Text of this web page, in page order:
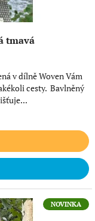
tmavá
v dílně Woven Vám
cesty. Bavlněný
NOVINKA